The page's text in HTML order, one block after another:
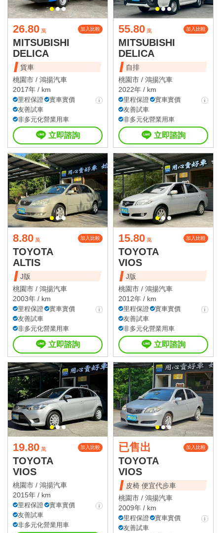
26.80 萬 加入比較
MITSUBISHI
DELICA
貨車
桃園市 / 鴻揚汽車
2017年 / km
里程保證
實車實價
友善試車
非多元化營業用車
立即諮詢
55.80 萬 加入比較
MITSUBISHI
DELICA
自排
桃園市 / 鴻揚汽車
2022年 / km
里程保證
實車實價
友善試車
非多元化營業用車
立即諮詢
8.80 萬 加入比較
TOYOTA
ALTIS
J版
桃園市 / 鴻揚汽車
2003年 / km
里程保證
實車實價
友善試車
非多元化營業用車
立即諮詢
15.80 萬 加入比較
TOYOTA
VIOS
J版
桃園市 / 鴻揚汽車
2012年 / km
里程保證
實車實價
友善試車
非多元化營業用車
立即諮詢
19.80 萬 加入比較
TOYOTA
VIOS
桃園市 / 鴻揚汽車
2015年 / km
里程保證
實車實價
友善試車
非多元化營業用車
已售出 加入比較
TOYOTA
VIOS
皮椅 便宜代步車
桃園市 / 鴻揚汽車
2009年 / km
里程保證
實車實價
友善試車